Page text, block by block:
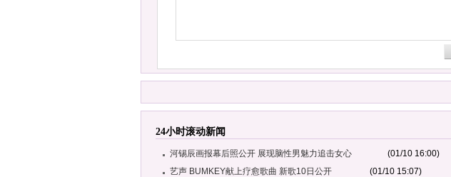
24小时滚动新闻
河锡辰画报幕后照公开 展现脑性男魅力追击女心
(01/10 16:00)
艺声 BUMKEY献上疗愈歌曲 新歌10日公开
(01/10 15:07)